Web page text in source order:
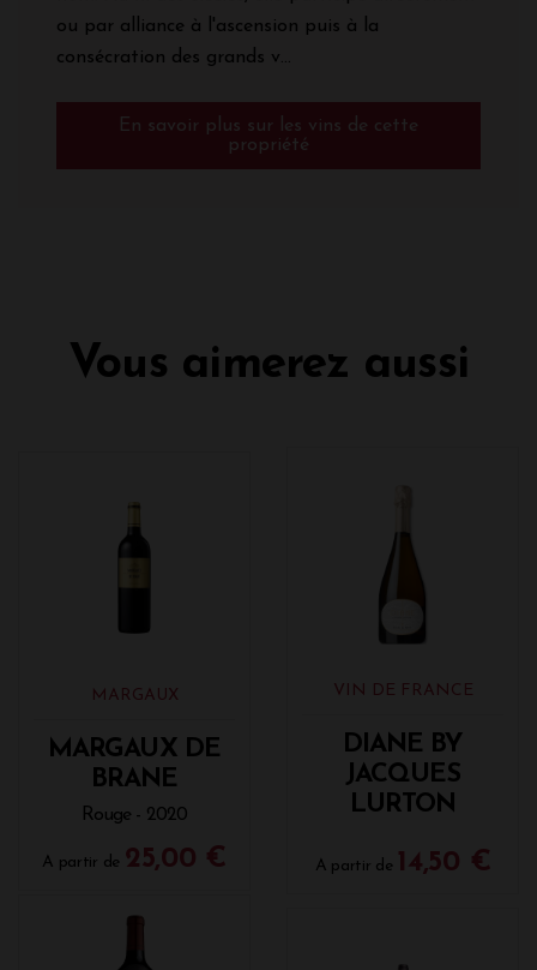
ou par alliance à l'ascension puis à la
consécration des grands v...
En savoir plus sur les vins de cette
propriété
Vous aimerez aussi
MARGAUX
MARGAUX DE
BRANE
Rouge - 2020
A partir de 25,00 €
VIN DE FRANCE
DIANE BY
JACQUES
LURTON
A partir de 14,50 €